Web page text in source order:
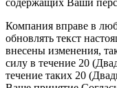
содержащих Ваши
Компания вправе в
обновлять текст
внесены изменения,
силу в течение 20
течение таких 20